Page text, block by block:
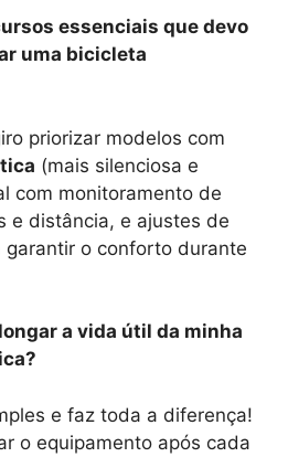
essenciais que devo
uma bicicleta
priorizar modelos com
(mais silenciosa e
com monitoramento de
e distância, e ajustes de
garantir o conforto durante
a vida útil da minha
e faz toda a diferença!
o equipamento após cada